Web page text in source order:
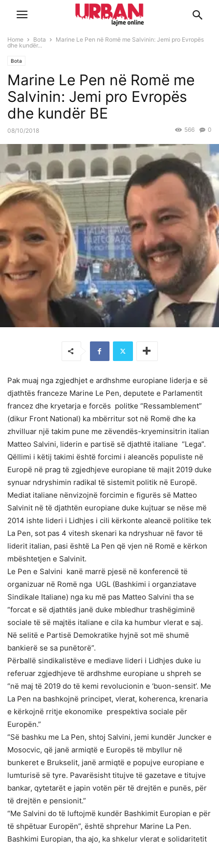
Home Bota
Marine Le Pen në Romë me Salvinin: Jemi pro Evropës
dhe kundër...
Bota
Marine Le Pen në Romë me
Salvinin: Jemi pro Evropës
dhe kundër BE
08/10/2018 0
566
Pak muaj nga zgjedhjet e ardhshme europiane liderja e së
djathtës franceze Marine Le Pen, deputete e Parlamentit
francez dhe kryetarja e forcës politke “Ressamblement”
(dikur Front National) ka mbërritur sot në Romë dhe ka
zhvilluar një takim pune me zëvendës-kryeminsitrin italian
Matteo Salvini, liderin e partisë së djathtë italiane “Lega”.
Qëllimi i këtij takimi është forcimi i aleancës populiste në
Europë në prag të zgjedhjeve europiane të majit 2019 duke
synuar ndryshimin radikal të sistemit politik në Europë.
Mediat italiane nënvizojnë forcimin e figurës së Matteo
Salvinit në të djathtën europiane duke kujtuar se nëse më
2014 ishte lideri i Lidhjes i cili kërkonte aleancë politike tek
La Pen, sot pas 4 vitesh skenari ka ndryshuar në favor të
liderit italian, pasi është La Pen që vjen në Romë e kërkon
mbështetjen e Salvinit.
Le Pen e Salvini kanë marrë pjesë në konferencë të
organizuar në Romë nga UGL (Bashkimi i organziatave
Sindikale Italiane) nga ku më pas Matteo Salvini tha se
“forcat e së djathtës janë duke mbledhur trashëgiminë
sociale të së majtës italiane e cila ka humbur vlerat e saj.
Në selitë e Partisë Demokratike hyjnë sot më shumë
bankierë se sa punëtorë”.
Përballë sindikalistëve e mediave lideri i Lidhjes duke iu
referuar zgjedhjeve të ardhshme europiane u shpreh se
“në maj të 2019 do të kemi revolucionin e ‘buon-sensit’. Me
La Pen na bashkojnë principet, vlerat, koherenca, krenaria
e kërkojnë rritje ekonomike prespektiva sociale për
Europën.”
“Së bashku me La Pen, shtoj Salvini, jemi kundër Juncker e
Mosocvic, që janë armiqtë e Europës të mbyllur në
bunkeret e Brukselit, janë armiqtë e popujve europiane e
lumturisë së tyre. Pavarësisht titujve të gazetave e titujve
bankar, qytetarët e japin votën për të drejtën e punës, për
të drejtën e pensionit.”
“Me Salvini do të luftojmë kundër Bashkimit Europian e për
të shpëtuar Europën”, është shprehur Marine La Pen.
Bashkimi Europian, tha ajo, ka shkelur vlerat e solidaritetit